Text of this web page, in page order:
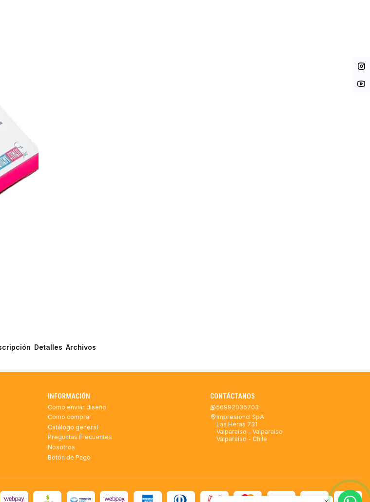
Detalles Archivos
INFORMACIÓN
Como enviar diseño
Como comprar
Catálogo general
Preguntas Frecuentes
Nosotros
Botón de Pago
CONTÁCTANOS
56992036703
Impresioncl SpA
Las Heras 731
Valparaíso - Valparaíso
Valparaíso - Chile